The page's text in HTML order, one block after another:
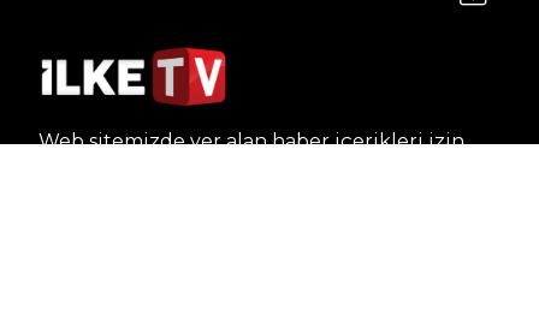
Web sitemizde yer alan haber içerikleri izin